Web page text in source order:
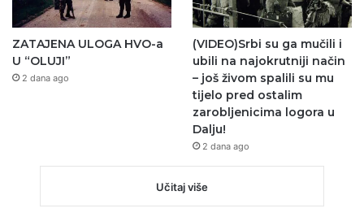
ZATAJENA ULOGA HVO-a
U “OLUJI”
2 dana ago
(VIDEO)Srbi su ga mučili i
ubili na najokrutniji način
– još živom spalili su mu
tijelo pred ostalim
zarobljenicima logora u
Dalju!
2 dana ago
Učitaj više